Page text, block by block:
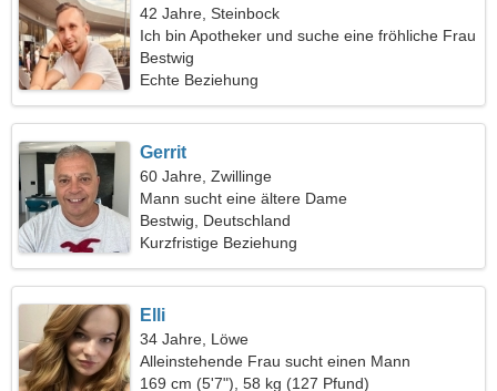
42 Jahre, Steinbock
Ich bin Apotheker und suche eine fröhliche Frau
Bestwig
Echte Beziehung
Gerrit
60 Jahre, Zwillinge
Mann sucht eine ältere Dame
Bestwig, Deutschland
Kurzfristige Beziehung
Elli
34 Jahre, Löwe
Alleinstehende Frau sucht einen Mann
169 cm (5'7"), 58 kg (127 Pfund)